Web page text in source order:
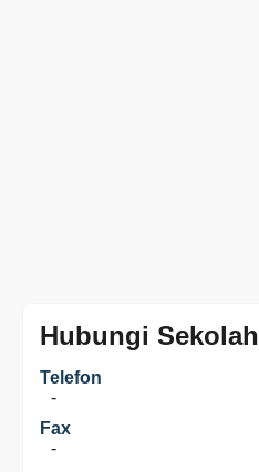
Hubungi Sekolah
Telefon
-
Fax
-